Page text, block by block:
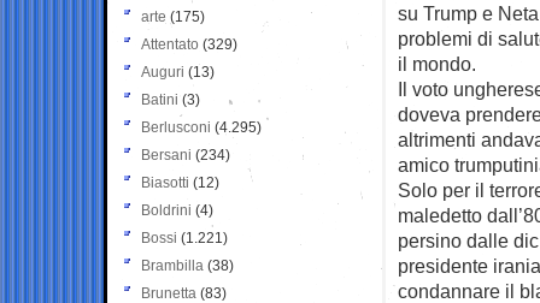
su Trump e
problemi di
il mondo.
Il voto
doveva
altrimenti
amico
Solo per il
maledetto
persino dalle
presidente
condannare il
arte (175)
Attentato (329)
Auguri (13)
Batini (3)
Berlusconi (4.295)
Bersani (234)
Biasotti (12)
Boldrini (4)
Bossi (1.221)
Brambilla (38)
Brunetta (83)